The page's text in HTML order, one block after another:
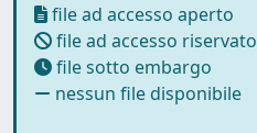
file ad accesso aperto
file ad accesso riservato
file sotto embargo
nessun file disponibile